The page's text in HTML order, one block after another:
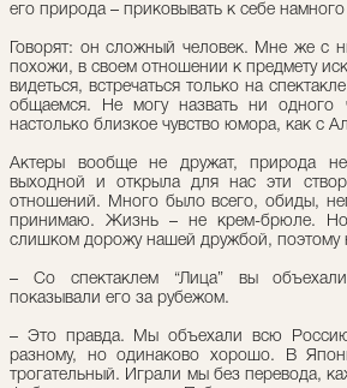
его природа – приковывать к себе
Говорят: он сложный человек. Мне же с
похожи, в своем отношении к предмету
видеться, встречаться только на
общаемся. Не могу назвать ни
настолько близкое чувство юмора, как с
Актеры вообще не дружат, природа
выходной и открыла для нас эти
отношений. Много было всего, обиды,
принимаю. Жизнь – не крем-брюле.
слишком дорожу нашей дружбой, поэтому
– Со спектаклем “Лица” вы
показывали его за рубежом.
– Это правда. Мы объехали всю
разному, но одинаково хорошо. В
трогательный. Играли мы без перевода,